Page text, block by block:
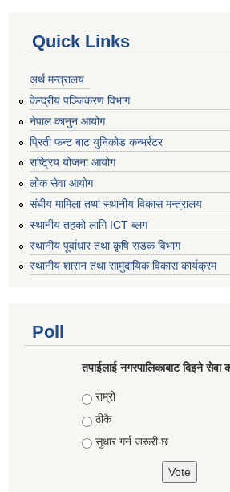
Quick Links
अर्थ मन्त्रालय
केन्द्रीय पञ्जिकरण विभाग
नेपाल कानुन आयोग
प्रिती फन्ट बाट युनिकोड कन्भर्रटर
राष्ट्रिय योजना आयोग
लोक सेवा आयोग
संघीय मामिला तथा स्थानीय विकास मन्त्रालय
स्थानीय तहको लागि ICT ब्लग
स्थानीय पूर्वाधार तथा कृषि सडक विभाग
स्थानीय शासन तथा सामुदायिक विकास कार्यक्रम
Poll
तपाईलाई नगरपालिकाबाट दिइने सेवा
Choices
राम्रो
ठीकै
सुधार गर्न जरूरी छ